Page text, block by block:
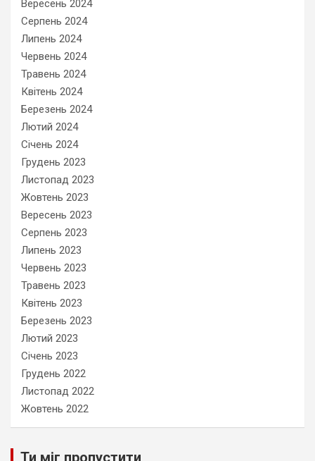
Вересень 2024
Серпень 2024
Липень 2024
Червень 2024
Травень 2024
Квітень 2024
Березень 2024
Лютий 2024
Січень 2024
Грудень 2023
Листопад 2023
Жовтень 2023
Вересень 2023
Серпень 2023
Липень 2023
Червень 2023
Травень 2023
Квітень 2023
Березень 2023
Лютий 2023
Січень 2023
Грудень 2022
Листопад 2022
Жовтень 2022
Ти міг пропустити